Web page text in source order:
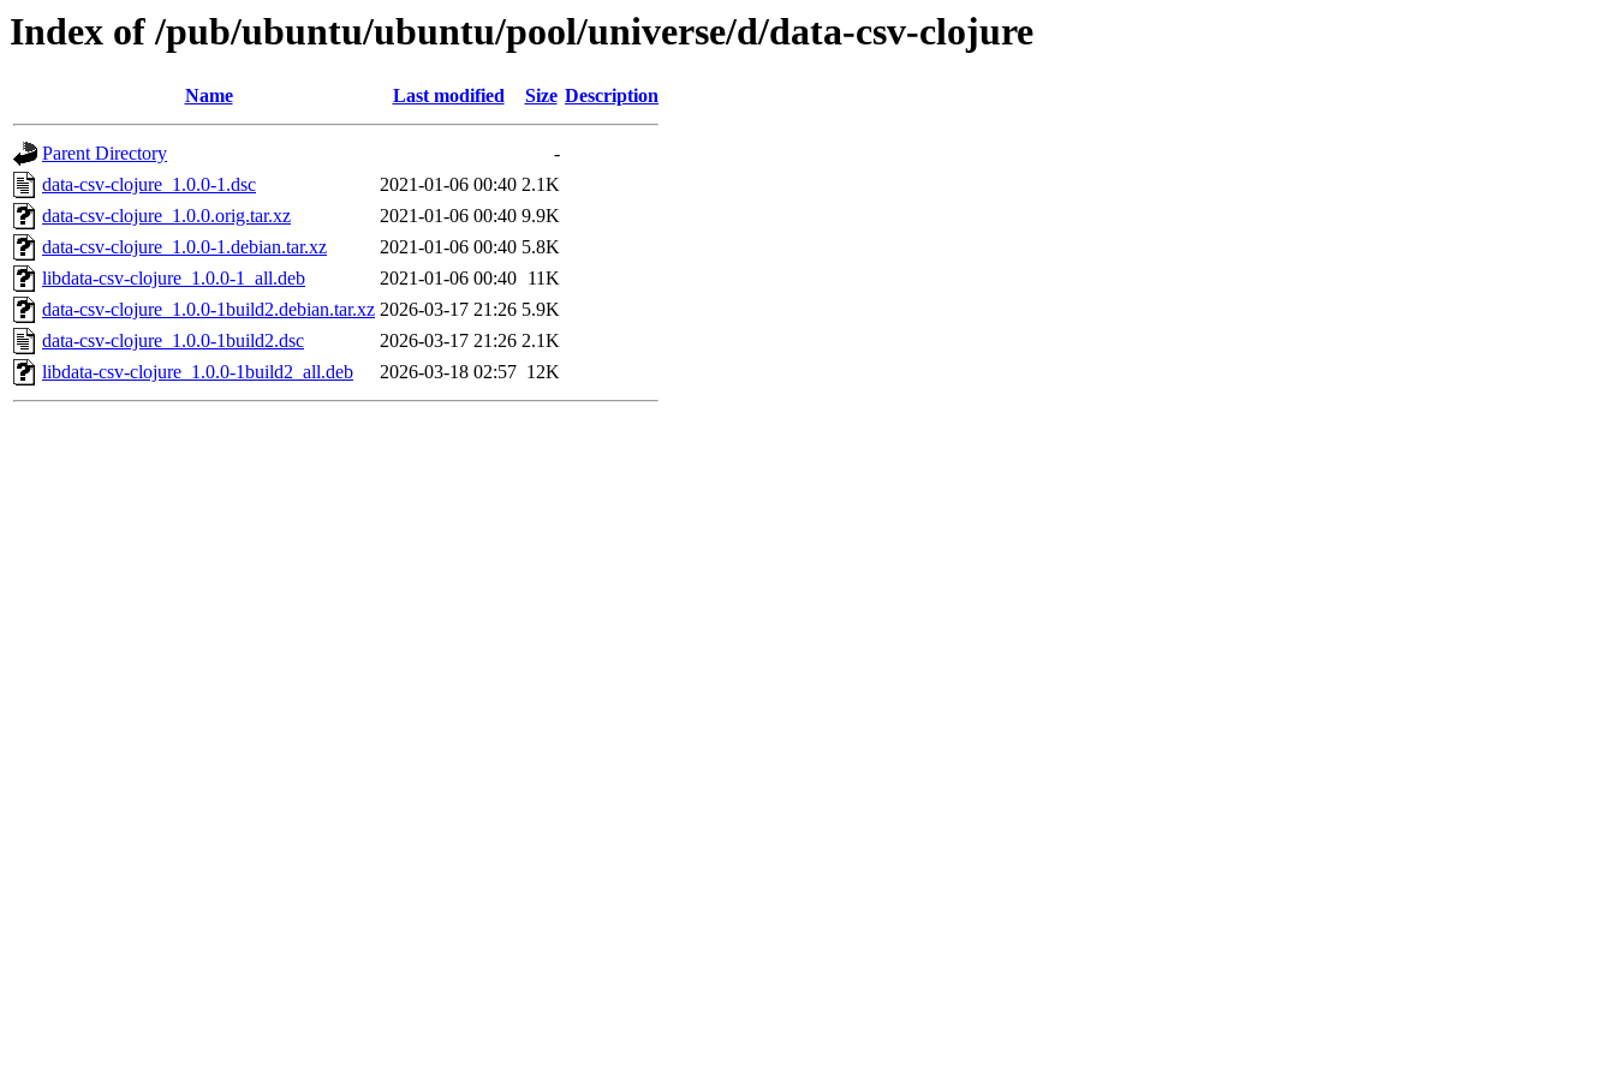
Index of /pub/ubuntu/ubuntu/pool/universe/d/data-csv-clojure
Name Last modified Size Description
Parent Directory
-
data-csv-clojure_1.0.0-1.dsc
2021-01-06 00:40 2.1K
data-csv-clojure_1.0.0.orig.tar.xz
2021-01-06 00:40 9.9K
data-csv-clojure_1.0.0-1.debian.tar.xz
2021-01-06 00:40 5.8K
libdata-csv-clojure_1.0.0-1_all.deb
2021-01-06 00:40 11K
data-csv-clojure_1.0.0-1build2.debian.tar.xz 2026-03-17 21:26 5.9K
data-csv-clojure_1.0.0-1build2.dsc
2026-03-17 21:26 2.1K
libdata-csv-clojure_1.0.0-1build2_all.deb
2026-03-18 02:57 12K